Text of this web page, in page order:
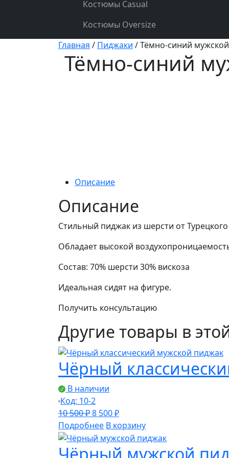
Костюмы Casual
Костюмы Oversize
Главная / Пиджаки / Тёмно-синий
Тёмно-синий
Описание
Описание
Стильный пиджак из шерсти от
Обладает высокой
Состав: 70% шерсти 30% вискоза
Идеальная сидят на фигуре.
Получить консультацию
Другие товары в
Чёрный
В наличии
Код: 10-2
10 500₽Первоначальная
цена
составляла
10
8 500₽Текущая
цена:
8
500 ₽.
Подробнее В корзину